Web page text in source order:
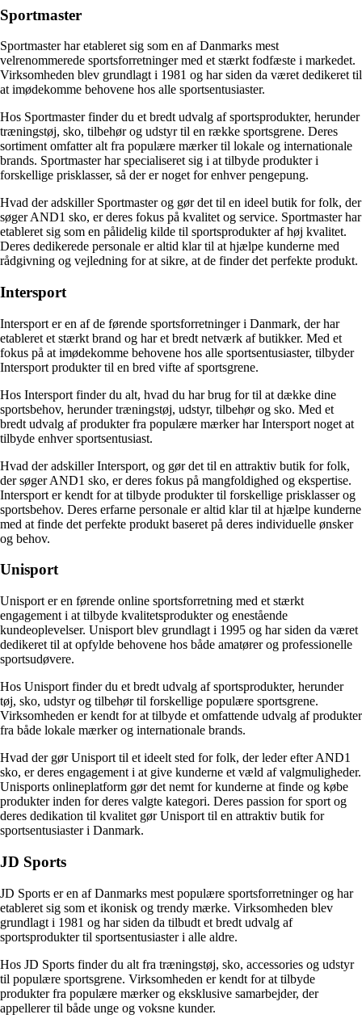
Sportmaster
Sportmaster har etableret sig som en af Danmarks mest
velrenommerede sportsforretninger med et stærkt fodfæste i markedet.
Virksomheden blev grundlagt i 1981 og har siden da været dedikeret til
at imødekomme behovene hos alle sportsentusiaster.
Hos Sportmaster finder du et bredt udvalg af sportsprodukter, herunder
træningstøj, sko, tilbehør og udstyr til en række sportsgrene. Deres
sortiment omfatter alt fra populære mærker til lokale og internationale
brands. Sportmaster har specialiseret sig i at tilbyde produkter i
forskellige prisklasser, så der er noget for enhver pengepung.
Hvad der adskiller Sportmaster og gør det til en ideel butik for folk, der
søger AND1 sko, er deres fokus på kvalitet og service. Sportmaster har
etableret sig som en pålidelig kilde til sportsprodukter af høj kvalitet.
Deres dedikerede personale er altid klar til at hjælpe kunderne med
rådgivning og vejledning for at sikre, at de finder det perfekte produkt.
Intersport
Intersport er en af de førende sportsforretninger i Danmark, der har
etableret et stærkt brand og har et bredt netværk af butikker. Med et
fokus på at imødekomme behovene hos alle sportsentusiaster, tilbyder
Intersport produkter til en bred vifte af sportsgrene.
Hos Intersport finder du alt, hvad du har brug for til at dække dine
sportsbehov, herunder træningstøj, udstyr, tilbehør og sko. Med et
bredt udvalg af produkter fra populære mærker har Intersport noget at
tilbyde enhver sportsentusiast.
Hvad der adskiller Intersport, og gør det til en attraktiv butik for folk,
der søger AND1 sko, er deres fokus på mangfoldighed og ekspertise.
Intersport er kendt for at tilbyde produkter til forskellige prisklasser og
sportsbehov. Deres erfarne personale er altid klar til at hjælpe kunderne
med at finde det perfekte produkt baseret på deres individuelle ønsker
og behov.
Unisport
Unisport er en førende online sportsforretning med et stærkt
engagement i at tilbyde kvalitetsprodukter og enestående
kundeoplevelser. Unisport blev grundlagt i 1995 og har siden da været
dedikeret til at opfylde behovene hos både amatører og professionelle
sportsudøvere.
Hos Unisport finder du et bredt udvalg af sportsprodukter, herunder
tøj, sko, udstyr og tilbehør til forskellige populære sportsgrene.
Virksomheden er kendt for at tilbyde et omfattende udvalg af produkter
fra både lokale mærker og internationale brands.
Hvad der gør Unisport til et ideelt sted for folk, der leder efter AND1
sko, er deres engagement i at give kunderne et væld af valgmuligheder.
Unisports onlineplatform gør det nemt for kunderne at finde og købe
produkter inden for deres valgte kategori. Deres passion for sport og
deres dedikation til kvalitet gør Unisport til en attraktiv butik for
sportsentusiaster i Danmark.
JD Sports
JD Sports er en af Danmarks mest populære sportsforretninger og har
etableret sig som et ikonisk og trendy mærke. Virksomheden blev
grundlagt i 1981 og har siden da tilbudt et bredt udvalg af
sportsprodukter til sportsentusiaster i alle aldre.
Hos JD Sports finder du alt fra træningstøj, sko, accessories og udstyr
til populære sportsgrene. Virksomheden er kendt for at tilbyde
produkter fra populære mærker og eksklusive samarbejder, der
appellerer til både unge og voksne kunder.